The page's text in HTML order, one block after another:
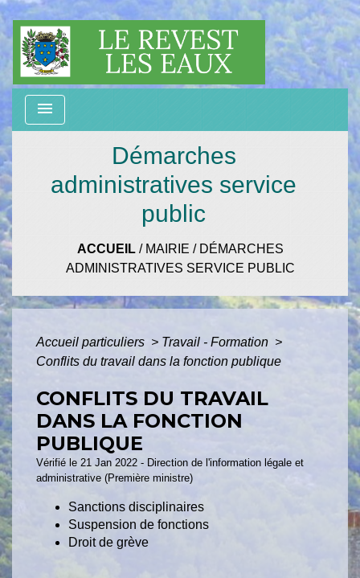
menu
Démarches
administratives service
public
ACCUEIL/ MAIRIE / DÉMARCHES
ADMINISTRATIVES SERVICE PUBLIC
Accueil particuliers > Travail - Formation >
Conflits du travail dans la fonction publique
CONFLITS DU TRAVAIL
DANS LA FONCTION
PUBLIQUE
Vérifié le 21 Jan 2022 - Direction de l'information légale et
administrative (Première ministre)
Sanctions disciplinaires
Suspension de fonctions
Droit de grève